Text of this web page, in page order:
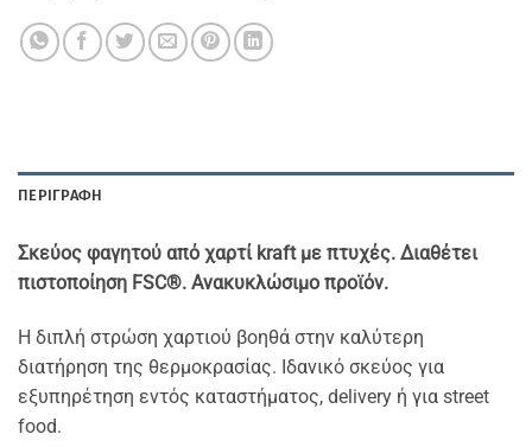
ΠΕΡΙΓΡΑΦΉ
Σκεύος φαγητού από χαρτί kraft με πτυχές. Διαθέτει
πιστοποίηση FSC®. Ανακυκλώσιμο προϊόν.
Η διπλή στρώση χαρτιού βοηθά στην καλύτερη
διατήρηση της θερμοκρασίας. Ιδανικό σκεύος για
εξυπηρέτηση εντός καταστήματος, delivery ή για street
food.